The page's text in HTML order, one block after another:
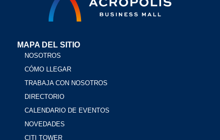
MAPA DEL SITIO
NOSOTROS
CÓMO LLEGAR
TRABAJA CON NOSOTROS
DIRECTORIO
CALENDARIO DE EVENTOS
NOVEDADES
CITI TOWER